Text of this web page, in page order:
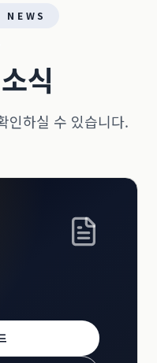
식
인하실 수 있습니다.